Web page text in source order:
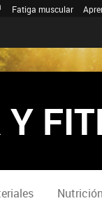
Fatiga muscular
Y
Nutrición